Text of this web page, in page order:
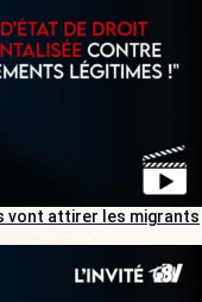
vont attirer les migrants